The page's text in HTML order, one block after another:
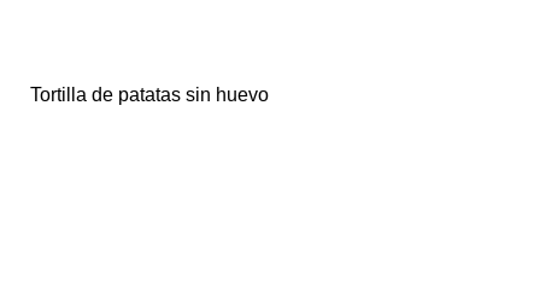
Tortilla de patatas sin huevo